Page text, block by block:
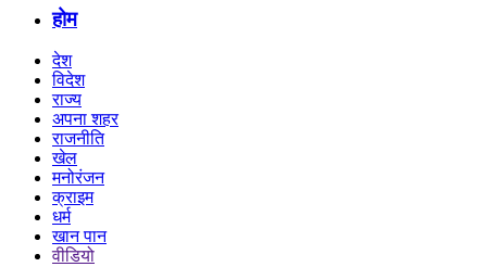
होम
देश
विदेश
राज्य
अपना शहर
राजनीति
खेल
मनोरंजन
क्राइम
धर्म
खान पान
वीडियो